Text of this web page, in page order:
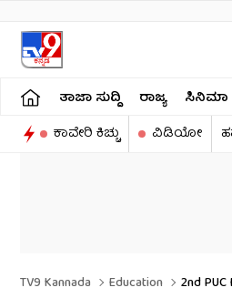
ತಾಜಾ ಸುದ್ದಿ ರಾಜ್ಯ ಸಿನಿಮಾ
ಕಾವೇರಿ ಕಿಚ್ಚು
ವಿಡಿಯೋ
TV9 Kannada Education 2nd